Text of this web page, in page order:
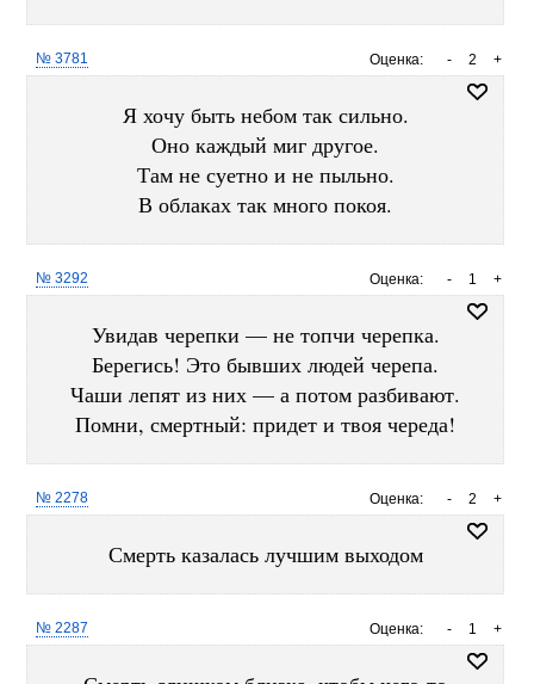
Оценка: +
2
-
№ 3781
Я хочу быть небом так сильно.
Оно каждый миг другое.
Там не суетно и не пыльно.
В облаках так много покоя.
Оценка: +
1
-
№ 3292
Увидав черепки — не топчи черепка.
Берегись! Это бывших людей черепа.
Чаши лепят из них — а потом разбивают.
Помни, смертный: придет и твоя череда!
Оценка: +
2
-
№ 2278
Смерть казалась лучшим выходом
Оценка: +
1
-
№ 2287